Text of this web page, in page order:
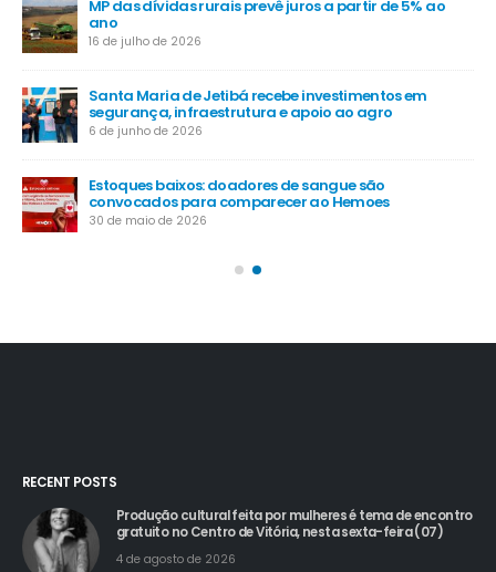
MP das dívidas rurais prevê juros a partir de 5% ao
ano
16 de julho de 2026
Santa Maria de Jetibá recebe investimentos em
segurança, infraestrutura e apoio ao agro
6 de junho de 2026
Estoques baixos: doadores de sangue são
convocados para comparecer ao Hemoes
30 de maio de 2026
RECENT POSTS
Produção cultural feita por mulheres é tema de encontro
gratuito no Centro de Vitória, nesta sexta-feira (07)
4 de agosto de 2026